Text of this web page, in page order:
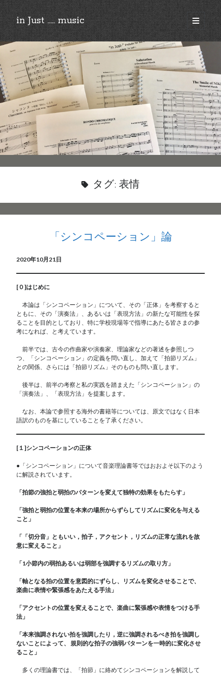
in Just ..... music
open
primary
menu
Sidebar
©︎2018-2025 by Ken’ichi MASAKADO, All rights reserved.
タグ: 表情
「シンコペーション」論
2020年10月21日
[０]はじめに
本論は「シンコペーション」について、その「正体」を考察すると
ともに、その「演奏法」、あるいは「表現方法」の新たな可能性を探
ることを目的としており、特に学校現場等で指導にあたる皆さまの参
考になれば、と考えています。
前半では、古今の作曲家や演奏家、理論家などの著述を参照しつ
つ、「シンコペーション」の定義を問い直し、加えて「拍節リズム」
との関係、さらには「拍節リズム」そのものも問い直します。
後半は、前半の考察と私の実践を踏まえた「シンコペーション」の
「演奏法」、「表現方法」を提案します。
なお、本論で参照する海外の書籍等については、原文ではなく日本
語訳のものを基にしていることを了承ください。
[１]シンコペーションの正体
●「シンコペーション」について音楽理論書等ではおおよそ以下のよう
に解説されています。
「拍節の強拍と弱拍のパターンを変えて独特の効果をもたらす」
「強拍と弱拍の位置を本来の場所からずらしてリズムに変化を与える
こと」
「「切分音」ともいい，拍子，アクセント，リズムの正常な流れを故
意に変えること」
「1小節内の弱拍あるいは弱部を強調するリズムの取り方」
「軸となる拍の位置を意図的にずらし、リズムを変化させることで、
楽曲に表情や緊張感をあたえる手法」
「アクセントの位置を変えることで、楽曲に緊張感や表情をつける手
法」
「本来強調されない拍を強調したり，逆に強調されるべき拍を強調し
ないことによって、 規則的な拍子の強弱パターンを一時的に変化させ
ること」
多くの理論書では、「拍節」に絡めてシンコペーションを解説して